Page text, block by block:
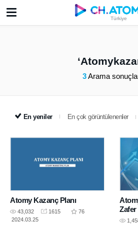
Türkiye
3Arama
En yeniler En çok görüntülenenler
Atomy Kazanç Planı
43,032 1615
76
2024.03.25
Planı